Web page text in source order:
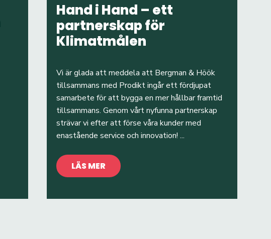
Hand i Hand – ett
partnerskap för
Klimatmålen
Vi är glada att meddela att Bergman & Höök
tillsammans med Prodikt ingår ett fördjupat
samarbete för att bygga en mer hållbar framtid
tillsammans. Genom vårt nyfunna partnerskap
strävar vi efter att förse våra kunder med
enastående service och innovation! ...
LÄS MER